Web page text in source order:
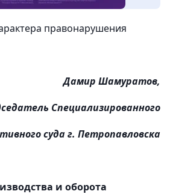
правонарушения
Дамир Шамуратов,
Специализированного
суда г. Петропавловска
и оборота